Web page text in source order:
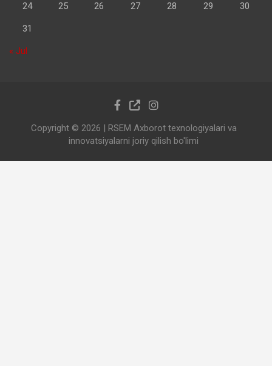
24 25 26 27 28 29 30
31
« Jul
Copyright © 2026
| RSEM Axborot texnologiyalari va
innovatsiyalarni joriy qilish bo'limi